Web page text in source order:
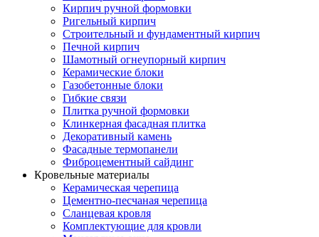
Кирпич ручной формовки
Ригельный кирпич
Строительный и фундаментный кирпич
Печной кирпич
Шамотный огнеупорный кирпич
Керамические блоки
Газобетонные блоки
Гибкие связи
Плитка ручной формовки
Клинкерная фасадная плитка
Декоративный камень
Фасадные термопанели
Фиброцементный сайдинг
Кровельные материалы
Керамическая черепица
Цементно-песчаная черепица
Сланцевая кровля
Комплектующие для кровли